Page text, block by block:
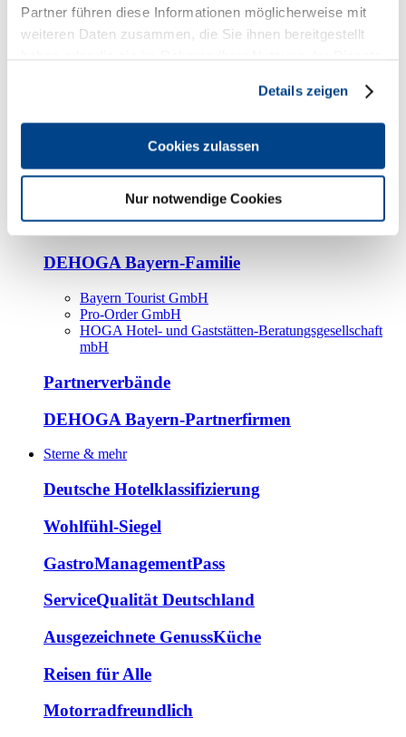
Partner führen diese Informationen möglicherweise mit
weiteren Daten zusammen, die Sie ihnen bereitgestellt
Details zeigen
Cookies zulassen
Nur notwendige Cookies
Kooperationspartner
Tourismusorganisationen
Bayern Tourismus Marketing GmbH
DEHOGA-Familie
Bundesverband
Fachverbände
DEHOGA Bayern-Familie
Bayern Tourist GmbH
Pro-Order GmbH
HOGA Hotel- und Gaststätten-Beratungsgesellschaft
mbH
Partnerverbände
DEHOGA Bayern-Partnerfirmen
Sterne & mehr
Deutsche Hotelklassifizierung
Wohlfühl-Siegel
GastroManagementPass
ServiceQualität Deutschland
Ausgezeichnete GenussKüche
Reisen für Alle
Motorradfreundlich